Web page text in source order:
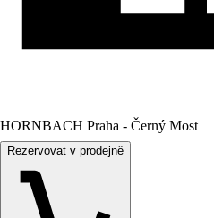
HORNBACH Praha - Černý Most
Rezervovat v prodejně